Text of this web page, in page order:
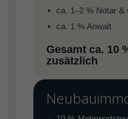
ca. 1–2 % Notar &
ca. 1 % Anwalt
Gesamt ca. 10
zusätzlich